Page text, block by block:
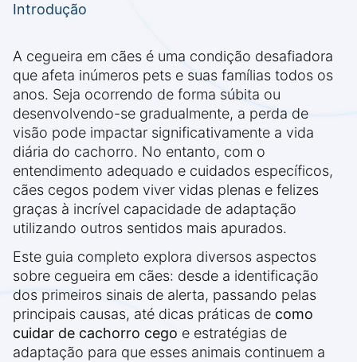
Introdução
A cegueira em cães é uma condição desafiadora
que afeta inúmeros pets e suas famílias todos os
anos. Seja ocorrendo de forma súbita ou
desenvolvendo-se gradualmente, a perda de
visão pode impactar significativamente a vida
diária do cachorro. No entanto, com o
entendimento adequado e cuidados específicos,
cães cegos podem viver vidas plenas e felizes
graças à incrível capacidade de adaptação
utilizando outros sentidos mais apurados.
Este guia completo explora diversos aspectos
sobre cegueira em cães: desde a identificação
dos primeiros sinais de alerta, passando pelas
principais causas, até dicas práticas de como
cuidar de cachorro cego e estratégias de
adaptação para que esses animais continuem a